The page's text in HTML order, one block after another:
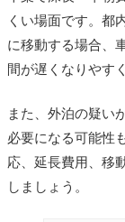
くい場面です。都
に移動する場合、
間が遅くなりやす
また、外泊の疑い
必要になる可能性
応、延長費用、移
しましょう。